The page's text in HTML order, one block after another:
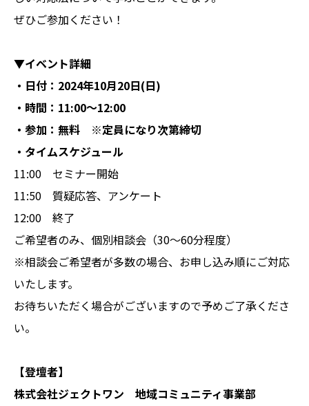
ぜひご参加ください！
▼イベント詳細
・日付：2024年10月20日(日)
・時間：11:00〜12:00
・参加：無料 ※定員になり次第締切
・タイムスケジュール
11:00 セミナー開始
11:50 質疑応答、アンケート
12:00 終了
ご希望者のみ、個別相談会（30～60分程度）
※相談会ご希望者が多数の場合、お申し込み順にご対応
いたします。
お待ちいただく場合がございますので予めご了承くださ
い。
【登壇者】
株式会社ジェクトワン 地域コミュニティ事業部